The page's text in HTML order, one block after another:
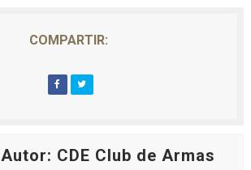
COMPARTIR:
Autor: CDE Club de Armas